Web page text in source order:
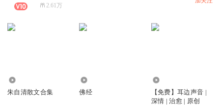
2.61万
朱自清散文合集 佛经
【免费】耳边声音 |
深情 | 治愈 | 原创